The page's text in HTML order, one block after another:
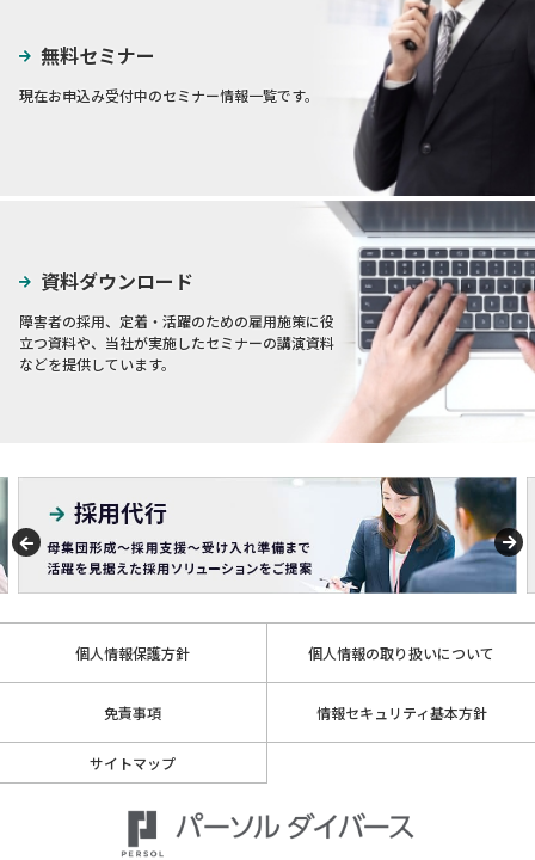
無料セミナー
現在お申込み受付中のセミナー情報一覧です。
資料ダウンロード
障害者の採用、定着・活躍のための雇用施策に役
立つ資料や、当社が実施したセミナーの講演資料
などを提供しています。
個人情報保護方針 個人情報の取り扱いについて
免責事項 情報セキュリティ基本方針
サイトマップ